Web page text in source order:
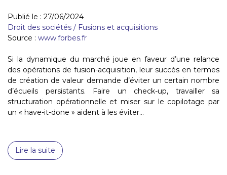
Publié le : 27/06/2024
Droit des sociétés / Fusions et acquisitions
Source : www.forbes.fr
Si la dynamique du marché joue en faveur d’une relance
des opérations de fusion-acquisition, leur succès en termes
de création de valeur demande d’éviter un certain nombre
d’écueils persistants. Faire un check-up, travailler sa
structuration opérationnelle et miser sur le copilotage par
un « have-it-done » aident à les éviter...
Lire la suite